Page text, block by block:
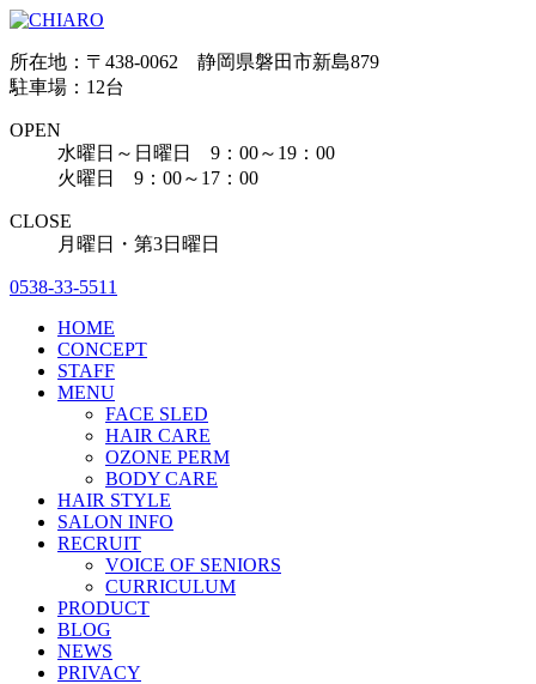
所在地：〒438-0062 静岡県磐田市新島879
駐車場：12台
OPEN
水曜日～日曜日 9：00～19：00
火曜日 9：00～17：00
CLOSE
月曜日・第3日曜日
0538-33-5511
HOME
CONCEPT
STAFF
MENU
FACE SLED
HAIR CARE
OZONE PERM
BODY CARE
HAIR STYLE
SALON INFO
RECRUIT
VOICE OF SENIORS
CURRICULUM
PRODUCT
BLOG
NEWS
PRIVACY